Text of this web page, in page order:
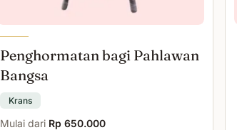
Penghormatan bagi Pahlawan
Bangsa
Krans
Mulai dari Rp 650.000